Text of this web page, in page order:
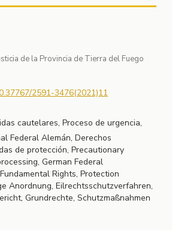
de la Provincia de Tierra del Fuego
2591-3476(2021)11
cautelares, Proceso de urgencia,
Federal Alemán, Derechos
de protección, Precautionary
German Federal
Rights, Protection
Anordnung, Eilrechtsschutzverfahren,
Grundrechte, Schutzmaßnahmen